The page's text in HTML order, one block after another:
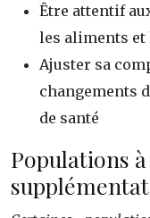
Être attentif
les aliments
Ajuster sa
changements
de santé
Populations